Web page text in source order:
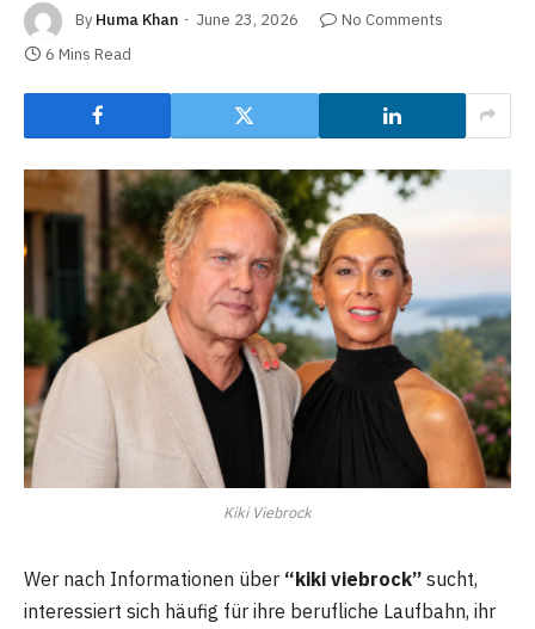
By Huma Khan June 23, 2026
No Comments
6 Mins Read
Kiki Viebrock
Wer nach Informationen über “kiki viebrock” sucht,
interessiert sich häufig für ihre berufliche Laufbahn, ihr